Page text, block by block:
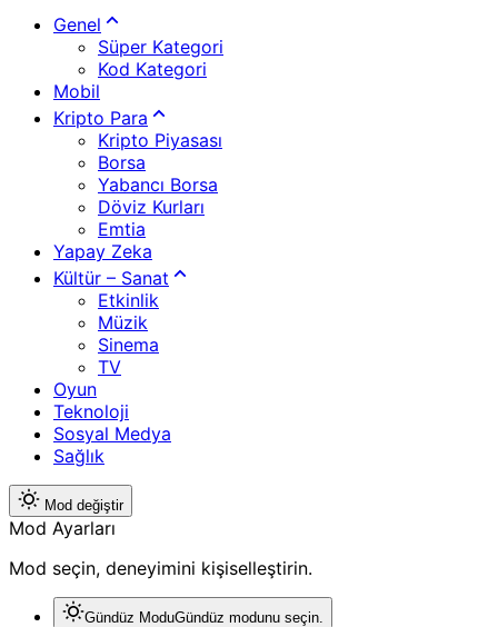
Genel
Süper Kategori
Kod Kategori
Mobil
Kripto Para
Kripto Piyasası
Borsa
Yabancı Borsa
Döviz Kurları
Emtia
Yapay Zeka
Kültür – Sanat
Etkinlik
Müzik
Sinema
TV
Oyun
Teknoloji
Sosyal Medya
Sağlık
Mod değiştir
Mod Ayarları
Mod seçin, deneyimini kişiselleştirin.
Gündüz ModuGündüz modunu seçin.